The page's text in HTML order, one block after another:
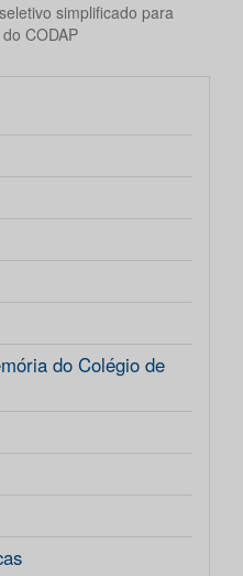
simplificado para
CODAP
do Colégio de